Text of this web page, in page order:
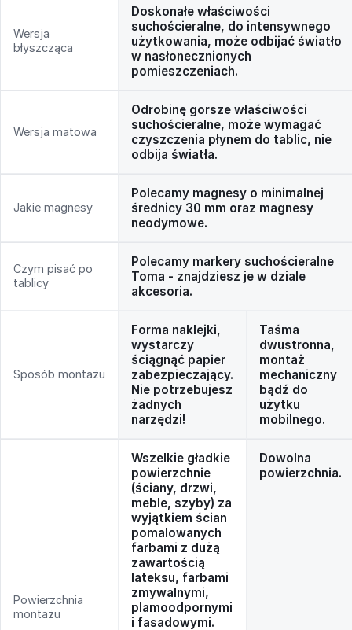
Wersja
błyszcząca
Doskonałe właściwości
suchościeralne, do intensywnego
użytkowania, może odbijać światło
w nasłonecznionych
pomieszczeniach.
Wersja matowa
Odrobinę gorsze właściwości
suchościeralne, może wymagać
czyszczenia płynem do tablic, nie
odbija światła.
Jakie magnesy
Polecamy magnesy o minimalnej
średnicy 30 mm oraz magnesy
neodymowe.
Czym pisać po
tablicy
Polecamy markery suchościeralne
Toma - znajdziesz je w dziale
akcesoria.
Sposób montażu
Forma naklejki,
wystarczy
ściągnąć papier
zabezpieczający.
Nie potrzebujesz
żadnych
narzędzi!
Taśma
dwustronna,
montaż
mechaniczny
bądź do
użytku
mobilnego.
Powierzchnia
montażu
Wszelkie gładkie
powierzchnie
(ściany, drzwi,
meble, szyby) za
wyjątkiem ścian
pomalowanych
farbami z dużą
zawartością
lateksu, farbami
zmywalnymi,
plamoodpornymi
i fasadowymi.
Dowolna
powierzchnia.